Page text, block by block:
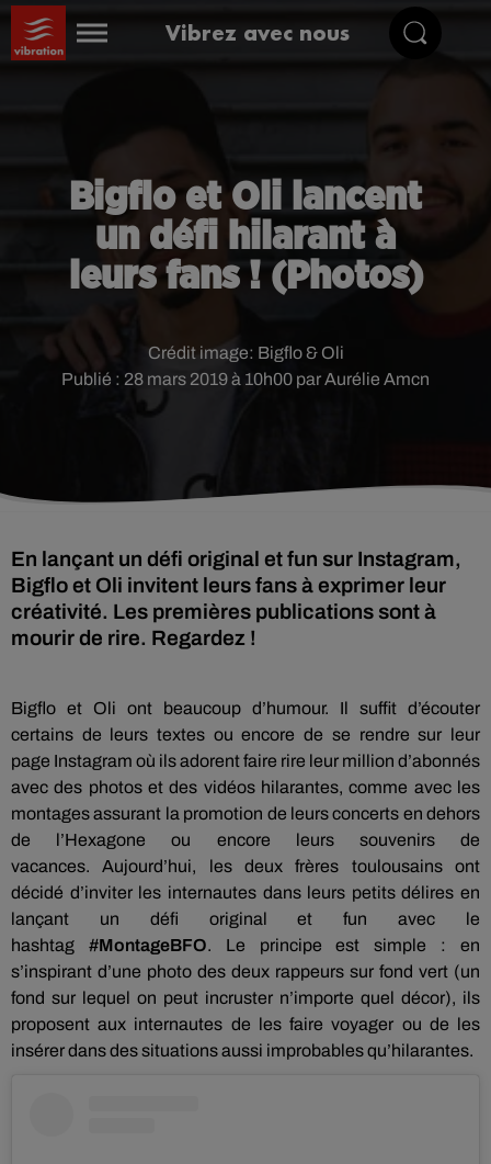
Vibrez avec nous
Bigflo et Oli lancent
un défi hilarant à
leurs fans ! (Photos)
Publié : 28 mars 2019 à 10h00 par Aurélie Amcn
Crédit image: Bigflo & Oli
En lançant un défi original et fun sur Instagram,
Bigflo et Oli invitent leurs fans à exprimer leur
créativité. Les premières publications sont à
mourir de rire. Regardez !
Bigflo et Oli ont beaucoup d’humour.
Il suffit d’écouter
certains de leurs textes ou encore de se rendre sur leur
page Instagram où ils adorent faire rire leur million d’abonnés
avec des photos et des vidéos hilarantes, comme avec les
montages assurant la promotion de leurs concerts en dehors
de l’Hexagone ou encore leurs souvenirs de
vacances.
Aujourd’hui, les deux frères toulousains ont
décidé d’inviter les internautes dans leurs petits délires en
lançant un défi original et fun avec le
hashtag
#MontageBFO. Le principe est simple :
en
s’inspirant d’une photo des deux rappeurs sur fond vert (un
fond sur lequel on peut incruster n’importe quel décor), ils
proposent aux internautes de les faire voyager ou de les
insérer dans des situations aussi improbables qu’hilarantes.